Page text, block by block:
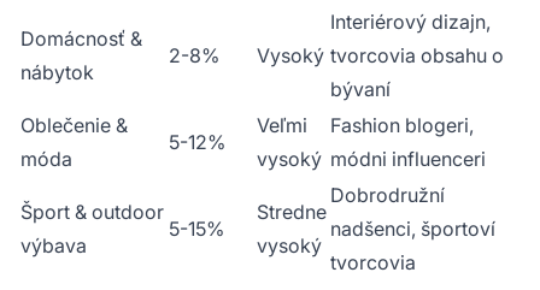
Domácnosť &
nábytok
2-8% Vysoký
Interiérový dizajn,
tvorcovia obsahu o
bývaní
Oblečenie &
móda
5-12%
Veľmi
vysoký
Fashion blogeri,
módni influenceri
Šport & outdoor
výbava
5-15%
Stredne
vysoký
Dobrodružní
nadšenci, športoví
tvorcovia